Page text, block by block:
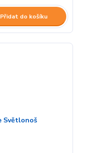
Přidat do košíku